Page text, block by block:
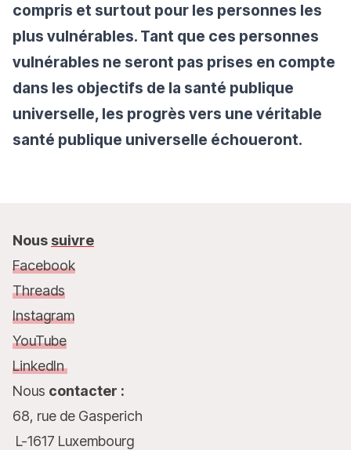
compris et surtout pour les personnes les
plus vulnérables. Tant que ces personnes
vulnérables ne seront pas prises en compte
dans les objectifs de la santé publique
universelle, les progrès vers une véritable
santé publique universelle échoueront.
Nous suivre
Facebook
Threads
Instagram
YouTube
LinkedIn
Nous contacter :
68, rue de Gasperich
L-1617 Luxembourg